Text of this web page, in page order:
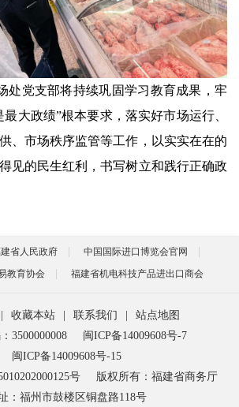
处党支部将持续巩固学习教育成果，牢
大政绩”根本要求，落实好市场运行、
、市场秩序监管等工作，以实实在在的
见的民生红利，书写树立和践行正确政
省人民政府
中国国际进口博览会官网
教育协会
福建省机电科技产品进出口商会
收藏本站 联系我们
站点地图
3500000008
闽ICP备14009608号-7
闽ICP备14009608号-15
号
版权所有：福建省商务厅
：福州市鼓楼区铜盘路118号